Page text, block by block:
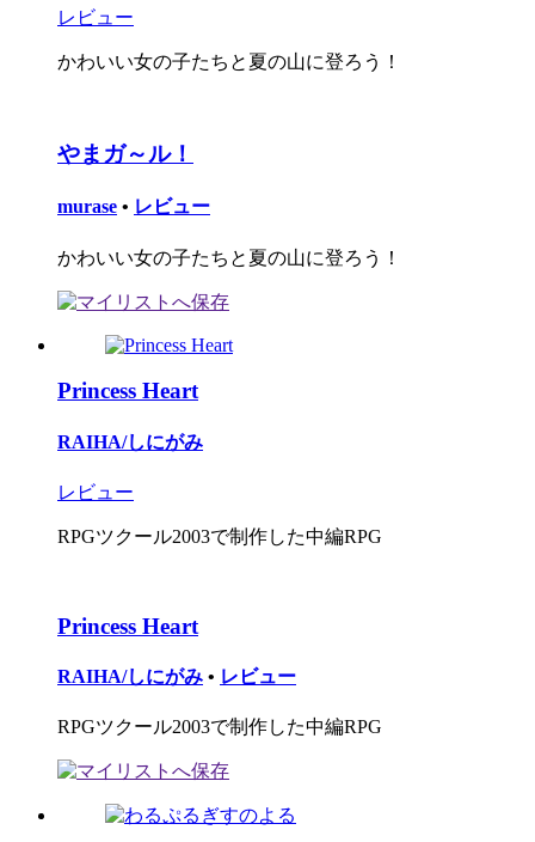
レビュー
かわいい女の子たちと夏の山に登ろう！
やまガ～ル！
murase • レビュー
かわいい女の子たちと夏の山に登ろう！
Princess Heart
RAIHA/しにがみ
レビュー
RPGツクール2003で制作した中編RPG
Princess Heart
RAIHA/しにがみ • レビュー
RPGツクール2003で制作した中編RPG